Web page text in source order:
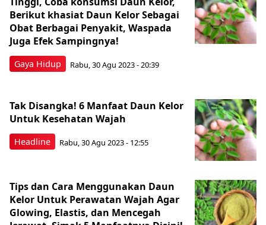
Gaya Hidup
Berikut khasiat Daun Kelor Sebagai
Obat Berbagai Penyakit, Waspada
Juga Efek Sampingnya!
Rabu, 30 Agu 2023 - 20:39
Headline
Tak Disangka! 6 Manfaat Daun Kelor
Untuk Kesehatan Wajah
Rabu, 30 Agu 2023 - 12:55
Tips dan Cara Menggunakan Daun
Kelor Untuk Perawatan Wajah Agar
Glowing, Elastis, dan Mencegah